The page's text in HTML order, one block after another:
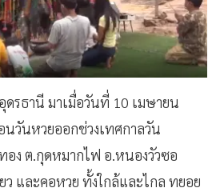
ดรธานี มาเมื่อวันที่ 10 เมษายน
วันหวยออกช่วงเทศกาลวัน
อง ต.กุดหมากไฟ อ.หนองวัวซอ
และคอหวย ทั้งใกล้และไกล ทยอย